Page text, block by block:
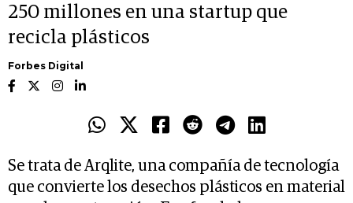
250 millones en una startup que
recicla plásticos
Forbes Digital
Se trata de Arqlite, una compañía de tecnología
que convierte los desechos plásticos en material